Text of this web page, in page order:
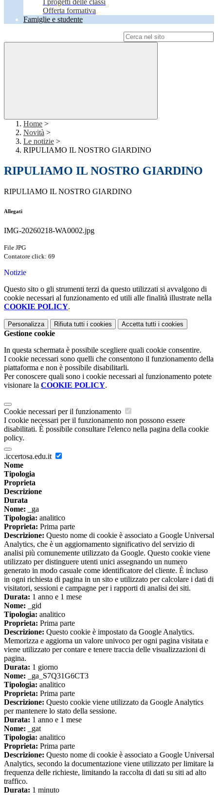
I progetti delle classi
Offerta formativa
Famiglie e studente
Home >
Novità >
Le notizie >
RIPULIAMO IL NOSTRO GIARDINO
RIPULIAMO IL NOSTRO GIARDINO
RIPULIAMO IL NOSTRO GIARDINO
Allegati
IMG-20260218-WA0002.jpg
File JPG
Contatore click: 69
Notizie
Questo sito o gli strumenti terzi da questo utilizzati si avvalgono di
cookie necessari al funzionamento ed utili alle finalità illustrate nella
COOKIE POLICY.
Personalizza Rifiuta tutti i cookies Accetta tutti i cookies
Gestione cookie
In questa schermata è possibile scegliere quali cookie consentire.
I cookie necessari sono quelli che consentono il funzionamento della
piattaforma e non è possibile disabilitarli.
Per conoscere quali sono i cookie necessari al funzionamento potete
visionare la COOKIE POLICY.
Cookie necessari per il funzionamento
I cookie necessari per il funzionamento non possono essere
disabilitati. È possibile consultare l'elenco nella pagina della cookie
policy.
.iccertosa.edu.it
Nome
Tipologia
Proprieta
Descrizione
Durata
Nome: _ga
Tipologia: analitico
Proprieta: Prima parte
Descrizione: Questo nome di cookie è associato a Google Universal
Analytics, che è un aggiornamento significativo del servizio di
analisi più comunemente utilizzato da Google. Questo cookie viene
utilizzato per distinguere utenti unici assegnando un numero
generato in modo casuale come identificatore del cliente. È incluso
in ogni richiesta di pagina in un sito e utilizzato per calcolare i dati di
visitatori, sessioni e campagne per i rapporti di analisi dei siti.
Durata: 1 anno e 1 mese
Nome: _gid
Tipologia: analitico
Proprieta: Prima parte
Descrizione: Questo cookie è impostato da Google Analytics.
Memorizza e aggiorna un valore univoco per ogni pagina visitata e
viene utilizzato per contare e tenere traccia delle visualizzazioni di
pagina.
Durata: 1 giorno
Nome: _ga_S7Q31G6CT3
Tipologia: analitico
Proprieta: Prima parte
Descrizione: Questo cookie viene utilizzato da Google Analytics
per mantenere lo stato della sessione.
Durata: 1 anno e 1 mese
Nome: _gat
Tipologia: analitico
Proprieta: Prima parte
Descrizione: Questo nome di cookie è associato a Google Universal
Analytics, secondo la documentazione viene utilizzato per limitare la
frequenza delle richieste, limitando la raccolta di dati su siti ad alto
traffico.
Durata: 1 minuto